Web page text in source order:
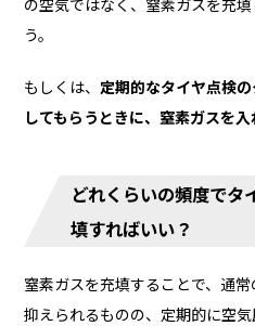
う。
もしくは、 定期的なタイヤ点検
してもらうときに、窒素ガスを
どれくらいの頻度でタ
填すればいい？
窒素ガスを充填することで、通
抑えられるものの、定期的に空